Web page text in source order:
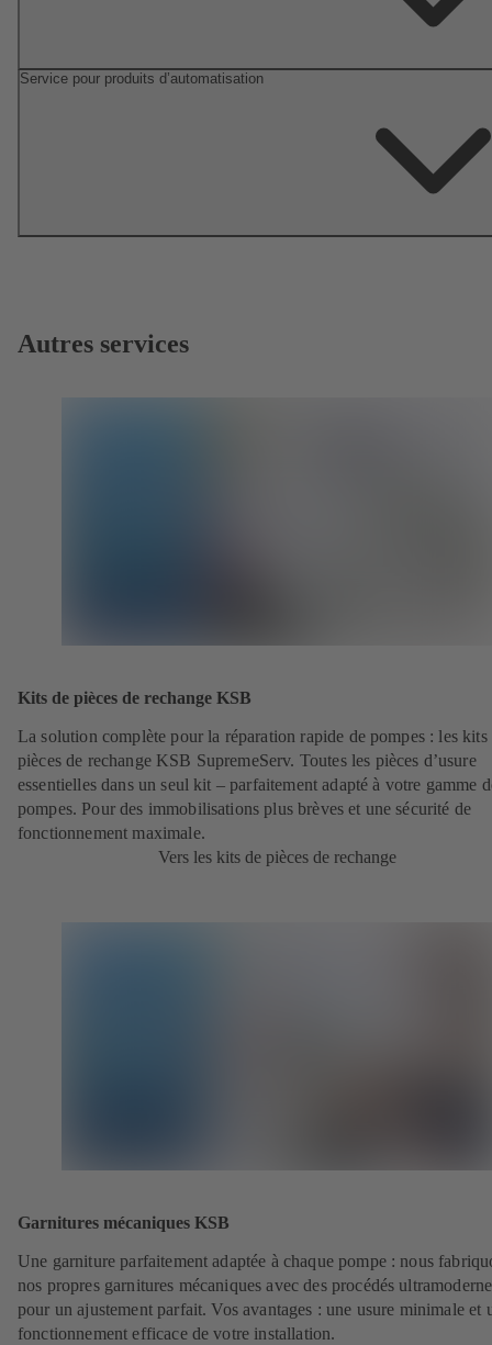
Service pour produits d’automatisation
Autres services
Kits de pièces de rechange KSB
La solution complète pour la réparation rapide de pompes : les kits
pièces de rechange KSB SupremeServ. Toutes les pièces d’usure
essentielles dans un seul kit – parfaitement adapté à votre gamme
pompes. Pour des immobilisations plus brèves et une sécurité de
fonctionnement maximale.
Vers les kits de pièces de rechange
Garnitures mécaniques KSB
Une garniture parfaitement adaptée à chaque pompe : nous
nos propres garnitures mécaniques avec des procédés
pour un ajustement parfait. Vos avantages : une usure minimale et
fonctionnement efficace de votre installation.